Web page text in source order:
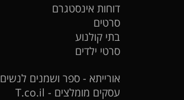
דוחות אינסטגרם
סרטים
בתי קולנוע
סרטי ילדים
אורייתא - ספר ושמנים לנשים
עסקים מומלצים - T.co.il